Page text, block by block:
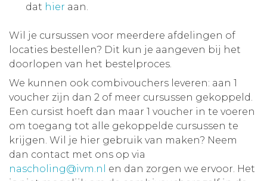
dat hier aan.
Wil je cursussen voor meerdere afdelingen of
locaties bestellen? Dit kun je aangeven bij het
doorlopen van het bestelproces.
We kunnen ook combivouchers leveren: aan 1
voucher zijn dan 2 of meer cursussen gekoppeld.
Een cursist hoeft dan maar 1 voucher in te voeren
om toegang tot alle gekoppelde cursussen te
krijgen. Wil je hier gebruik van maken? Neem
dan contact met ons op via
nascholing@ivm.nl
en dan zorgen we ervoor. Het